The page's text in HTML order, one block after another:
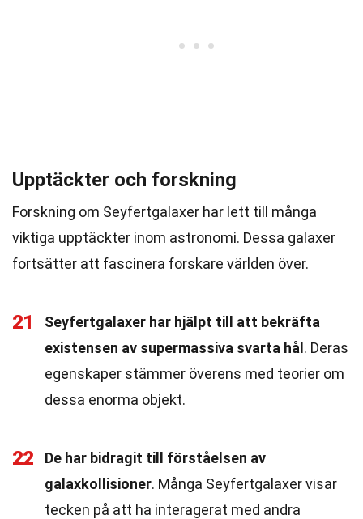
Upptäckter och forskning
Forskning om Seyfertgalaxer har lett till många
viktiga upptäckter inom astronomi. Dessa galaxer
fortsätter att fascinera forskare världen över.
21
Seyfertgalaxer har hjälpt till att bekräfta
existensen av supermassiva svarta hål . Deras
egenskaper stämmer överens med teorier om
dessa enorma objekt.
22
De har bidragit till förståelsen av
galaxkollisioner. Många Seyfertgalaxer visar
tecken på att ha interagerat med andra